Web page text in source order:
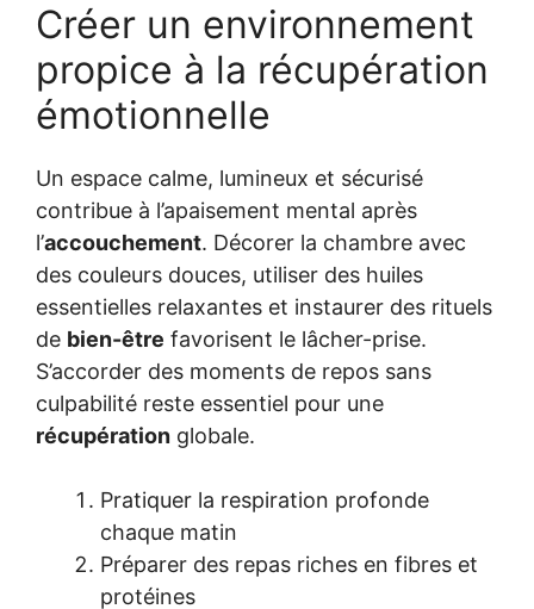
Créer un environnement
propice à la récupération
émotionnelle
Un espace calme, lumineux et sécurisé
contribue à l’apaisement mental après
l’accouchement. Décorer la chambre avec
des couleurs douces, utiliser des huiles
essentielles relaxantes et instaurer des rituels
de bien-être favorisent le lâcher-prise.
S’accorder des moments de repos sans
culpabilité reste essentiel pour une
récupération globale.
Pratiquer la respiration profonde
chaque matin
Préparer des repas riches en fibres et
protéines